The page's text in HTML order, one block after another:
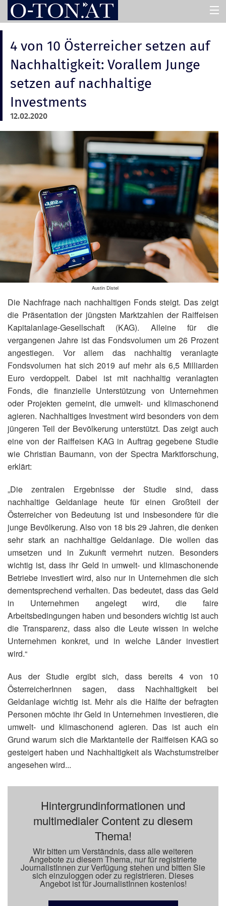
PRESSEMAPPEN
ASSISTENT
ÜBER UNS
4 von 10 Österreicher setzen auf
Nachhaltigkeit: Vorallem Junge
setzen auf nachhaltige
Investments
12.02.2020
Austin Distel
Die Nachfrage nach nachhaltigen Fonds steigt. Das zeigt
die Präsentation der jüngsten Marktzahlen der Raiffeisen
Kapitalanlage-Gesellschaft (KAG). Alleine für die
vergangenen Jahre ist das Fondsvolumen um 26 Prozent
angestiegen. Vor allem das nachhaltig veranlagte
Fondsvolumen hat sich 2019 auf mehr als 6,5 Milliarden
Euro verdoppelt. Dabei ist mit nachhaltig veranlagten
Fonds, die finanzielle Unterstützung von Unternehmen
oder Projekten gemeint, die umwelt- und klimaschonend
agieren. Nachhaltiges Investment wird besonders von dem
jüngeren Teil der Bevölkerung unterstützt. Das zeigt auch
eine von der Raiffeisen KAG in Auftrag gegebene Studie
wie Christian Baumann, von der Spectra Marktforschung,
erklärt:
„Die zentralen Ergebnisse der Studie sind, dass
nachhaltige Geldanlage heute für einen Großteil der
Österreicher von Bedeutung ist und insbesondere für die
junge Bevölkerung. Also von 18 bis 29 Jahren, die denken
sehr stark an nachhaltige Geldanlage. Die wollen das
umsetzen und in Zukunft vermehrt nutzen. Besonders
wichtig ist, dass ihr Geld in umwelt- und klimaschonende
Betriebe investiert wird, also nur in Unternehmen die sich
dementsprechend verhalten. Das bedeutet, dass das Geld
in Unternehmen angelegt wird, die faire
Arbeitsbedingungen haben und besonders wichtig ist auch
die Transparenz, dass also die Leute wissen in welche
Unternehmen konkret, und in welche Länder investiert
wird.“
Aus der Studie ergibt sich, dass bereits 4 von 10
ÖsterreicherInnen sagen, dass Nachhaltigkeit bei
Geldanlage wichtig ist. Mehr als die Hälfte der befragten
Personen möchte ihr Geld in Unternehmen investieren, die
umwelt- und klimaschonend agieren. Das ist auch ein
Grund warum sich die Marktanteile der Raiffeisen KAG so
gesteigert haben und Nachhaltigkeit als Wachstumstreiber
angesehen wird...
Hintergrundinformationen und
multimedialer Content zu diesem
Thema!
Wir bitten um Verständnis, dass alle weiteren
Angebote zu diesem Thema, nur für registrierte
JournalistInnen zur Verfügung stehen und bitten Sie
sich einzuloggen oder zu registrieren. Dieses
Angebot ist für JournalistInnen kostenlos!